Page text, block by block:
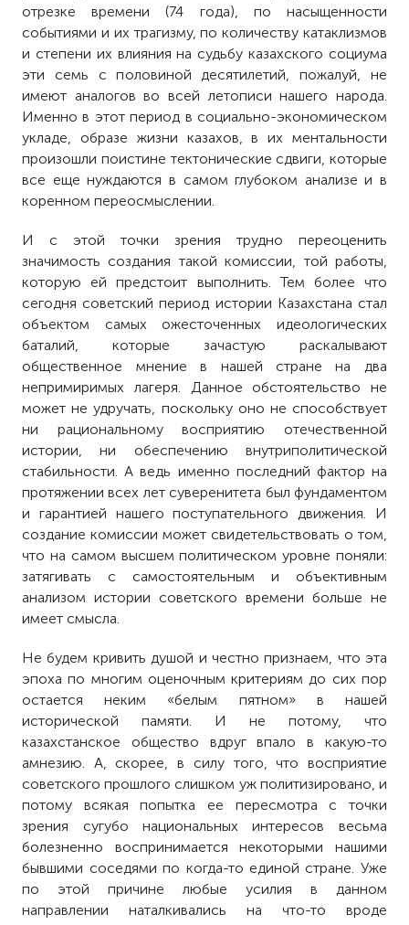
отрезке времени (74 года), по насыщенности
событиями и их трагизму, по количеству катаклизмов
и степени их влияния на судьбу казахского социума
эти семь с половиной десятилетий, пожалуй, не
имеют аналогов во всей летописи нашего народа.
Именно в этот период в социально-экономическом
укладе, образе жизни казахов, в их ментальности
произошли поистине тектонические сдвиги, которые
все еще нуждаются в самом глубоком анализе и в
коренном переосмыслении.
И с этой точки зрения трудно переоценить
значимость создания такой комиссии, той работы,
которую ей предстоит выполнить. Тем более что
сегодня советский период истории Казахстана стал
объектом самых ожесточенных идеологических
баталий, которые зачастую раскалывают
общественное мнение в нашей стране на два
непримиримых лагеря. Данное обстоятельство не
может не удручать, поскольку оно не способствует
ни рациональному восприятию отечественной
истории, ни обеспечению внутриполитической
стабильности. А ведь именно последний фактор на
протяжении всех лет суверенитета был фундаментом
и гарантией нашего поступательного движения. И
создание комиссии может свидетельствовать о том,
что на самом высшем политическом уровне поняли:
затягивать с самостоятельным и объективным
анализом истории советского времени больше не
имеет смысла.
Не будем кривить душой и честно признаем, что эта
эпоха по многим оценочным критериям до сих пор
остается неким «белым пятном» в нашей
исторической памяти. И не потому, что
казахстанское общество вдруг впало в какую-то
амнезию. А, скорее, в силу того, что восприятие
советского прошлого слишком уж политизировано, и
потому всякая попытка ее пересмотра с точки
зрения сугубо национальных интересов весьма
болезненно воспринимается некоторыми нашими
бывшими соседями по когда-то единой стране. Уже
по этой причине любые усилия в данном
направлении наталкивались на что-то вроде